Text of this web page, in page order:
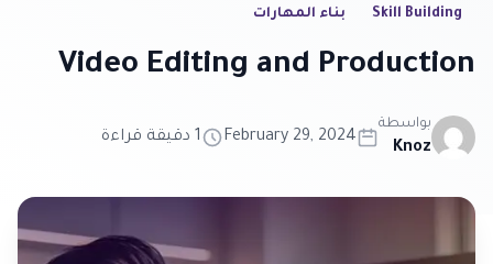
Skill Building بناء المهارات
Video Editing and Production
بواسطة
Knoz
February 29, 2024 1 دقيقة قراءة